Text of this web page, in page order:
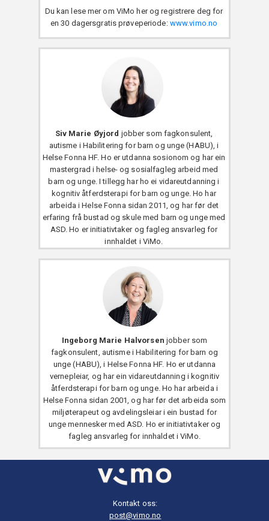
Du kan lese mer om ViMo her og registrere deg for
en 30 dagersgratis prøveperiode: www.vimo.no
Siv Marie Øyjord jobber som fagkonsulent,
autisme i Habilitering for barn og unge (HABU), i
Helse Fonna HF. Ho er utdanna sosionom og har ein
mastergrad i helse- og sosialfagleg arbeid med
barn og unge. I tillegg har ho ei vidareutdanning i
kognitiv åtferdsterapi for barn og unge. Ho har
arbeida i Helse Fonna sidan 2011, og har før det
erfaring frå bustad og skule med barn og unge med
ASD. Ho er initiativtaker og fagleg ansvarleg for
innhaldet i ViMo.
Ingeborg Marie Halvorsen jobber som
fagkonsulent, autisme i Habilitering for barn og
unge (HABU), i Helse Fonna HF. Ho er utdanna
vernepleiar, og har ein vidareutdanning i kognitiv
åtferdsterapi for barn og unge. Ho har arbeida i
Helse Fonna sidan 2001, og har før det arbeida som
miljøterapeut og avdelingsleiar i ein bustad for
unge mennesker med ASD. Ho er initiativtaker og
fagleg ansvarleg for innhaldet i ViMo.
Kontakt oss:
post@vimo.no